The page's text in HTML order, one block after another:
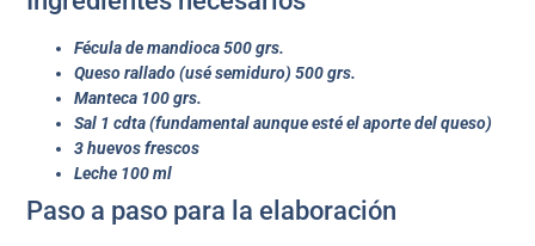
Fécula de mandioca 500 grs.
Queso rallado (usé semiduro) 500 grs.
Manteca 100 grs.
Sal 1 cdta (fundamental aunque esté el aporte del queso)
3 huevos frescos
Leche 100 ml
Paso a paso para la elaboración